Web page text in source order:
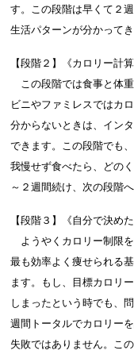
す。この段階は早くて２
生活パターンが分かって
【段階２】《カロリー計算
この段階では食事と体
ビニやファミレスではカ
分からないときは、イン
できます。この段階でも
我慢せず食べたら、どの
～２週間続け、次の段階へ
【段階３】《自分で決め
ようやくカロリー制限を
最も効率よく痩せられる
ます。もし、目標カロリ
しまったという時でも、
週間トータルでカロリー
失敗ではありません。こ